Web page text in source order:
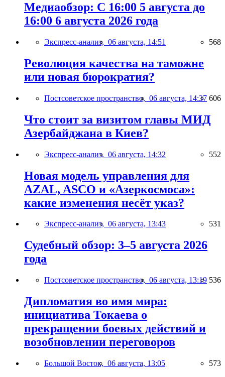
Медиаобзор: С 16:00 5 августа до
16:00 6 августа 2026 года
Экспресс-анализ, 06 августа, 14:51 568
Революция качества на таможне
или новая бюрократия?
Постсоветское пространство, 06 августа, 14:37 606
Что стоит за визитом главы МИД
Азербайджана в Киев?
Экспресс-анализ, 06 августа, 14:32 552
Новая модель управления для
AZAL, ASCO и «Азеркосмоса»:
какие изменения несёт указ?
Экспресс-анализ, 06 августа, 13:43 531
Судебный обзор: 3–5 августа 2026
года
Постсоветское пространство, 06 августа, 13:19 536
Дипломатия во имя мира:
инициатива Токаева о
прекращении боевых действий и
возобновлении переговоров
Большой Восток, 06 августа, 13:05 573